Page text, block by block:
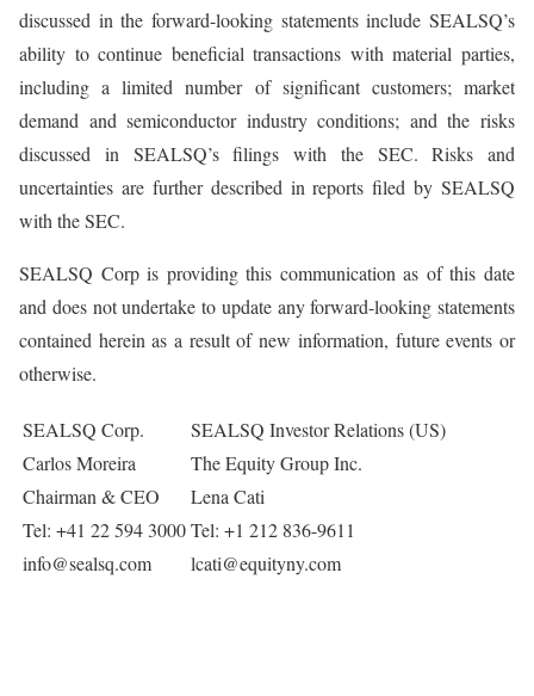
discussed in the forward-looking statements include SEALSQ’s
ability to continue beneficial transactions with material parties,
including a limited number of significant customers; market
demand and semiconductor industry conditions; and the risks
discussed in SEALSQ’s filings with the SEC. Risks and
uncertainties are further described in reports filed by SEALSQ
with the SEC.
SEALSQ Corp is providing this communication as of this date
and does not undertake to update any forward-looking statements
contained herein as a result of new information, future events or
otherwise.
SEALSQ Corp.
Carlos Moreira
Chairman & CEO
Tel: +41 22 594 3000
info@sealsq.com
SEALSQ Investor Relations (US)
The Equity Group Inc.
Lena Cati
Tel: +1 212 836-9611
lcati@equityny.com